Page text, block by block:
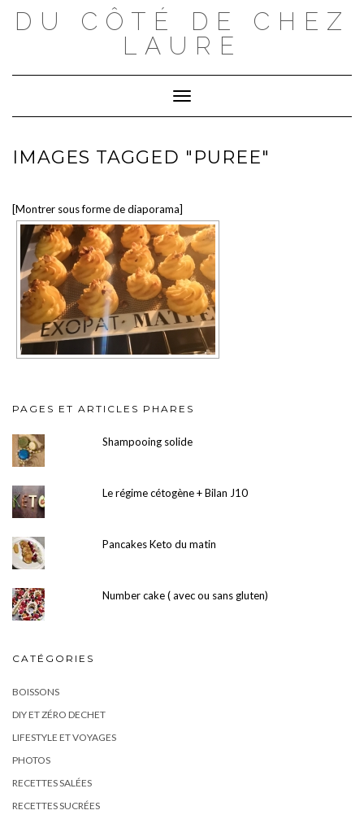
DU CÔTÉ DE CHEZ
LAURE
Toggle Navigation
IMAGES TAGGED "PUREE"
[Montrer sous forme de diaporama]
PAGES ET ARTICLES PHARES
Shampooing solide
Le régime cétogène + Bilan J10
Pancakes Keto du matin
Number cake ( avec ou sans gluten)
CATÉGORIES
BOISSONS
DIY ET ZÉRO DECHET
LIFESTYLE ET VOYAGES
PHOTOS
RECETTES SALÉES
RECETTES SUCRÉES